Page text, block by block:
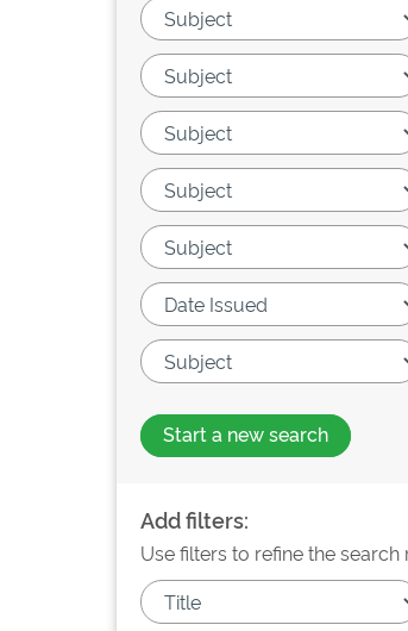
Start a new search
Add filters:
Use filters to refine the search